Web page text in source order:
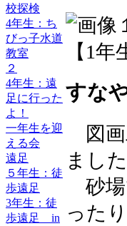
校探検
4年生：ち
びっ子水道
教室
２
4年生：遠
足に行った
よ！
一年生を迎
える会
遠足
５年生：徒
歩遠足
3年生：徒
歩遠足 in
【1
すな
図画
ました
砂場
った